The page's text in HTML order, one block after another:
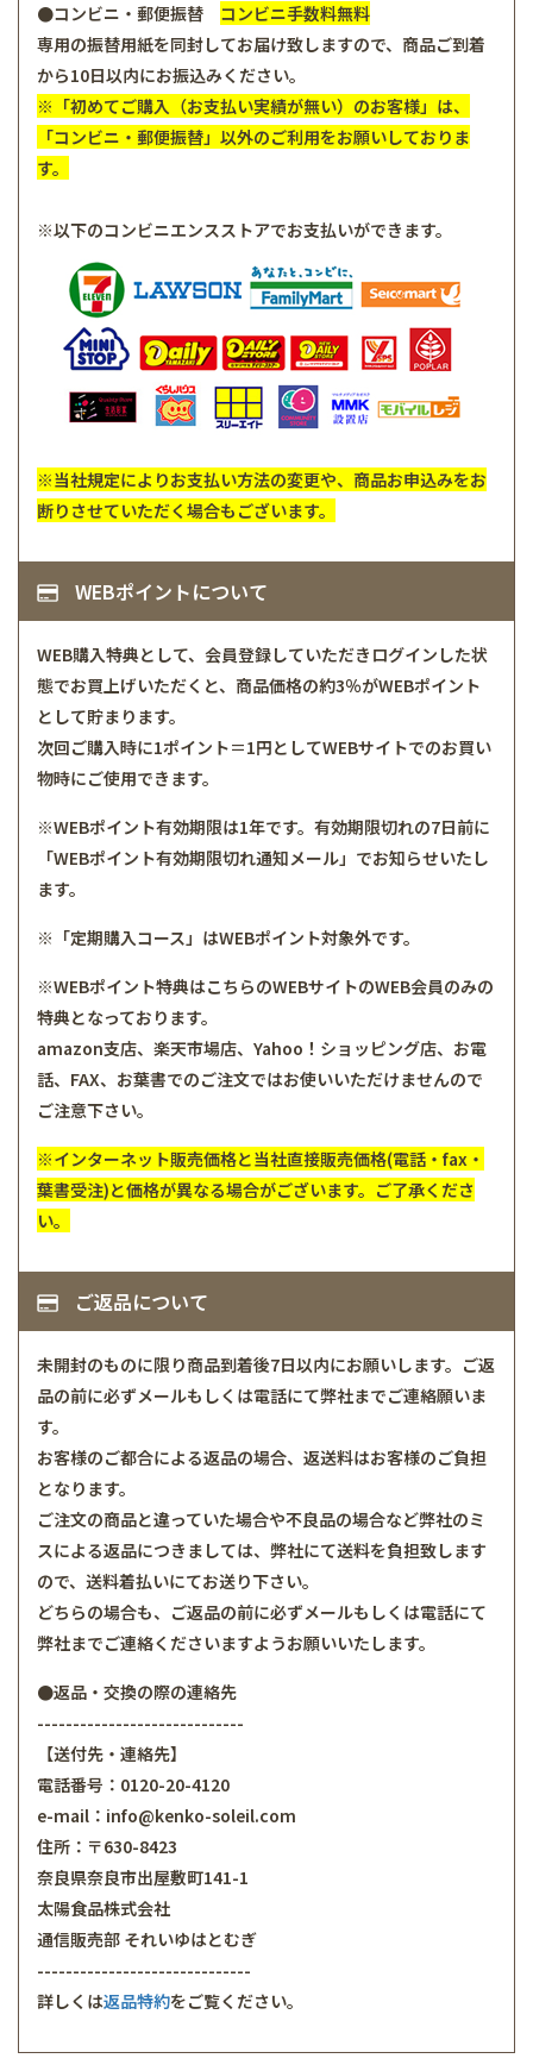
●コンビニ・郵便振替 コンビニ手数料無料
専用の振替用紙を同封してお届け致しますので、商品ご到着
から10日以内にお振込みください。
※「初めてご購入（お支払い実績が無い）のお客様」は、
「コンビニ・郵便振替」以外のご利用をお願いしておりま
す。
※以下のコンビニエンスストアでお支払いができます。
※当社規定によりお支払い方法の変更や、商品お申込みをお
断りさせていただく場合もございます。
WEBポイントについて
WEB購入特典として、会員登録していただきログインした状
態でお買上げいただくと、商品価格の約3％がWEBポイント
として貯まります。
次回ご購入時に1ポイント＝1円としてWEBサイトでのお買い
物時にご使用できます。
※WEBポイント有効期限は1年です。有効期限切れの7日前に
「WEBポイント有効期限切れ通知メール」でお知らせいたし
ます。
※「定期購入コース」はWEBポイント対象外です。
※WEBポイント特典はこちらのWEBサイトのWEB会員のみの
特典となっております。
amazon支店、楽天市場店、Yahoo！ショッピング店、お電
話、FAX、お葉書でのご注文ではお使いいただけませんので
ご注意下さい。
※インターネット販売価格と当社直接販売価格(電話・fax・
葉書受注)と価格が異なる場合がございます。ご了承くださ
い。
ご返品について
未開封のものに限り商品到着後7日以内にお願いします。ご返
品の前に必ずメールもしくは電話にて弊社までご連絡願いま
す。
お客様のご都合による返品の場合、返送料はお客様のご負担
となります。
ご注文の商品と違っていた場合や不良品の場合など弊社のミ
スによる返品につきましては、弊社にて送料を負担致します
ので、送料着払いにてお送り下さい。
どちらの場合も、ご返品の前に必ずメールもしくは電話にて
弊社までご連絡くださいますようお願いいたします。
●返品・交換の際の連絡先
-----------------------------
【送付先・連絡先】
電話番号：0120-20-4120
e-mail：info@kenko-soleil.com
住所：〒630-8423
奈良県奈良市出屋敷町141-1
太陽食品株式会社
通信販売部 それいゆはとむぎ
------------------------------
詳しくは返品特約をご覧ください。